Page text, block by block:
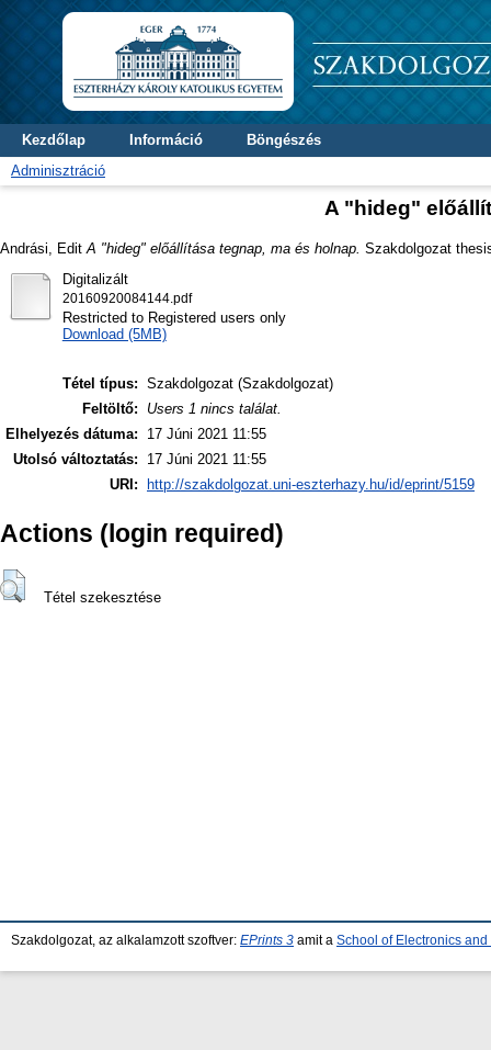
Kezdőlap Információ
Böngészés
Adminisztráció
A "hideg"
Andrási, Edit A "hideg" előállítása tegnap, ma és holnap. Szakdolgozat
Digitalizált
20160920084144.pdf
Restricted to Registered users only
Download (5MB)
Tétel típus: Szakdolgozat (Szakdolgozat)
Feltöltő:
Users 1 nincs találat.
Elhelyezés dátuma:
17 Júni 2021 11:55
Utolsó változtatás:
17 Júni 2021 11:55
URI:
http://szakdolgozat.uni-eszterhazy.hu/id/eprint/5159
Actions (login required)
Tétel szekesztése
Szakdolgozat, az alkalamzott szoftver: EPrints 3 amit a School of Electronics